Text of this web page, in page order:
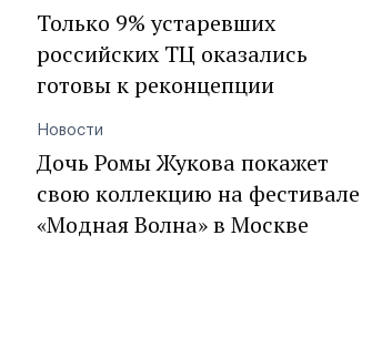
Только 9% устаревших
российских ТЦ оказались
готовы к реконцепции
Новости
Дочь Ромы Жукова покажет
свою коллекцию на фестивале
«Модная Волна» в Москве